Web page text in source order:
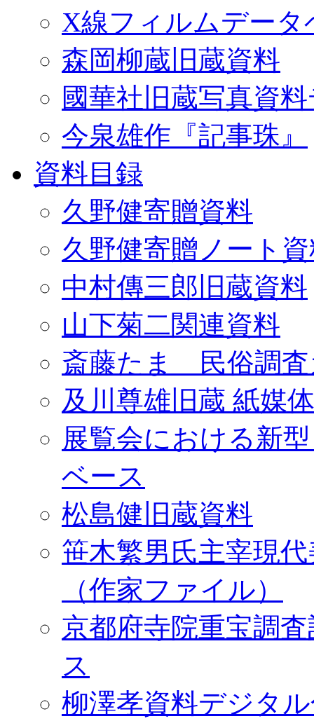
X線フィルムデータ
森岡柳蔵旧蔵資料
國華社旧蔵写真資
今泉雄作『記事珠』
資料目録
久野健寄贈資料
久野健寄贈ノート
中村傳三郎旧蔵資料
山下菊二関連資料
斎藤たま 民俗調査
及川尊雄旧蔵 紙媒
展覧会における新
ベース
松島健旧蔵資料
笹木繁男氏主宰現
（作家ファイル）
京都府寺院重宝調
ス
柳澤孝資料デジタ